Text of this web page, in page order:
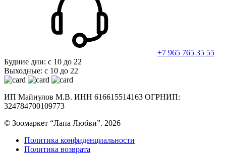
+7 965 765 35 55
Будние дни: с 10 до 22
Выходные: с 10 до 22
ИП Майнулов М.В. ИНН 616615514163 ОГРНИП:
324784700109773
© Зоомаркет “Лапа Любви”. 2026
Политика конфиденциальности
Политика возврата